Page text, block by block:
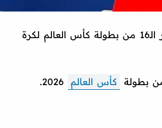
، بالتأهل التاريخي إلى دور الـ16 من بطولة كأس العالم لكرة
كأس العالم